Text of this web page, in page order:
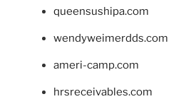
queensushipa.com
wendyweimerdds.com
ameri-camp.com
hrsreceivables.com